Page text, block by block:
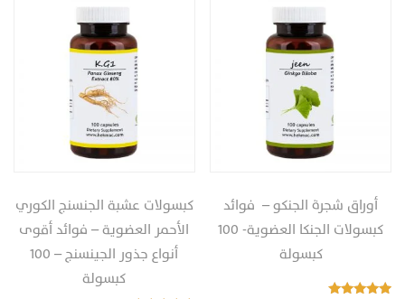
أوراق شجرة الجنكو – ‎‏ فوائد
كبسولات الجنكا العضوية‏‎-‎ ‏‎‏100
كبسولة
كبسولات عشبة الجنسنج الكوري
الأحمر العضوية – فوائد أقوى
أنواع جذور الجينسنج‎ – ‎‏100
كبسولة